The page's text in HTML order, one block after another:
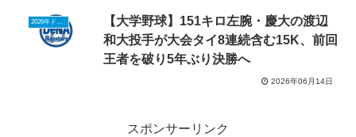
【大学野球】151キロ左腕・慶大の渡辺
和大投手が大会タイ8連続含む15K、前回
王者を破り5年ぶり決勝へ
2026年06月14日
スポンサーリンク